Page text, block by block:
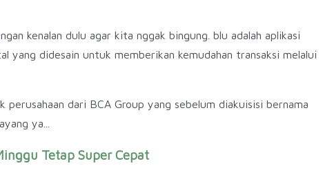
kenalan dulu agar kita nggak bingung. blu adalah aplikasi
yang didesain untuk memberikan kemudahan transaksi melalui
perusahaan dari BCA Group yang sebelum diakuisisi bernama
ya...
Tetap Super Cepat